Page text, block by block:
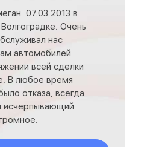
07.03.2013 в
Очень
нас
автомобилей
всей сделки
В любое время
отказа, всегда
исчерпывающий